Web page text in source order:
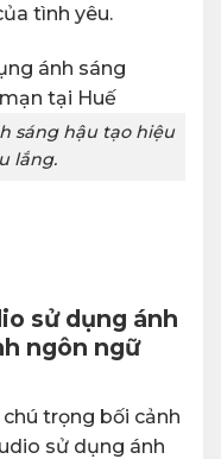
tình yêu.
sáng hậu tạo hiệu
lắng.
sử dụng ánh
ngôn ngữ
trọng bối cảnh
sử dụng ánh